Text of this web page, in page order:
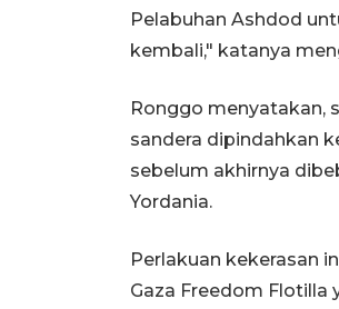
Pelabuhan Ashdod
kembali," katanya
Ronggo menyatakan,
sandera dipindahkan
sebelum akhirnya
Yordania.
Perlakuan kekerasan
Gaza Freedom Flotilla